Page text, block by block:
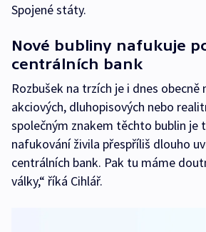
Spojené státy.
Nové bubliny nafukuje
centrálních bank
Rozbušek na trzích je i dnes obecně
akciových, dluhopisových nebo
společným znakem těchto bublin je
nafukování živila přespříliš dlouho
centrálních bank. Pak tu máme
války,“ říká Cihlář.